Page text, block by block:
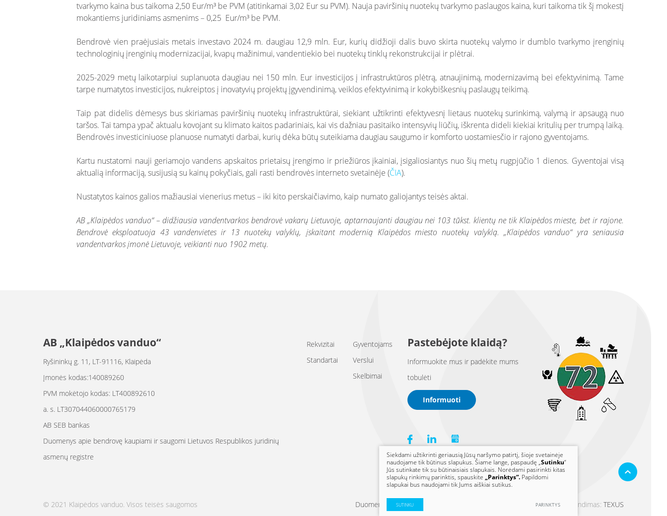
tvarkymo kaina bus taikoma 2,50 Eur/m³ be PVM (atitinkamai 3,02 Eur su PVM). Nauja paviršinių nuotekų tvarkymo paslaugos kaina, kuri taikoma tik šį mokestį
mokantiems juridiniams asmenims – 0,25 Eur/m³ be PVM.
Bendrovė vien praėjusiais metais investavo 2024 m. daugiau 12,9 mln. Eur, kurių didžioji dalis buvo skirta nuotekų valymo ir dumblo tvarkymo įrenginių
technologinių įrenginių modernizacijai, kvapų mažinimui, vandentiekio bei nuotekų tinklų rekonstrukcijai ir plėtrai.
2025-2029 metų laikotarpiui suplanuota daugiau nei 150 mln. Eur investicijos į infrastruktūros plėtrą, atnaujinimą, modernizavimą bei efektyvinimą. Tame
tarpe numatytos investicijos, nukreiptos į inovatyvių projektų įgyvendinimą, veiklos efektyvinimą ir kokybiškesnių paslaugų teikimą.
Taip pat didelis dėmesys bus skiriamas paviršinių nuotekų infrastruktūrai, siekiant užtikrinti efektyvesnį lietaus nuotekų surinkimą, valymą ir apsaugą nuo
taršos. Tai tampa ypač aktualu kovojant su klimato kaitos padariniais, kai vis dažniau pasitaiko intensyvių liūčių, iškrenta dideli kiekiai kritulių per trumpą laiką.
Bendrovės investiciniuose planuose numatyti darbai, kurių dėka būtų suteikiama daugiau saugumo ir komforto uostamiesčio ir rajono gyventojams.
Kartu nustatomi nauji geriamojo vandens apskaitos prietaisų įrengimo ir priežiūros įkainiai, įsigaliosiantys nuo šių metų rugpjūčio 1 dienos. Gyventojai visą
aktualią informaciją, susijusią su kainų pokyčiais, gali rasti bendrovės interneto svetainėje (ČIA).
Nustatytos kainos galios mažiausiai vienerius metus – iki kito perskaičiavimo, kaip numato galiojantys teisės aktai.
AB „Klaipėdos vanduo“ – didžiausia vandentvarkos bendrovė vakarų Lietuvoje, aptarnaujanti daugiau nei 103 tūkst. klientų ne tik Klaipėdos mieste, bet ir rajone.
Bendrovė eksploatuoja 43 vandenvietes ir 13 nuotekų valyklų, įskaitant modernią Klaipėdos miesto nuotekų valyklą. „Klaipėdos vanduo“ yra seniausia
vandentvarkos įmonė Lietuvoje, veikianti nuo 1902 metų.
AB „Klaipėdos vanduo“
Ryšininkų g. 11, LT-91116, Klaipėda
Įmonės kodas:140089260
PVM mokėtojo kodas: LT400892610
a. s. LT307044060000765179
AB SEB bankas
Duomenys apie bendrovę kaupiami ir saugomi Lietuvos Respublikos juridinių
asmenų registre
Rekvizitai
Standartai
Gyventojams
Verslui
Skelbimai
Pastebėjote klaidą?
Informuokite mus ir padėkite mums
tobulėti
Informuoti
© 2021 Klaipėdos vanduo. Visos teisės saugomos Duomenų apsauga Sprendimas: TEXUS
Siekdami užtikrinti geriausią Jūsų naršymo patirtį, šioje svetainėje
naudojame tik būtinus slapukus. Šiame lange, paspaudę „Sutinku“
Jūs sutinkate tik su būtinaisiais slapukais. Norėdami pasirinkti kitas
slapukų rinkimų parinktis, spauskite „Parinktys“. Papildomi
slapukai bus naudojami tik Jums aiškiai sutikus.
SUTINKU PARINKTYS